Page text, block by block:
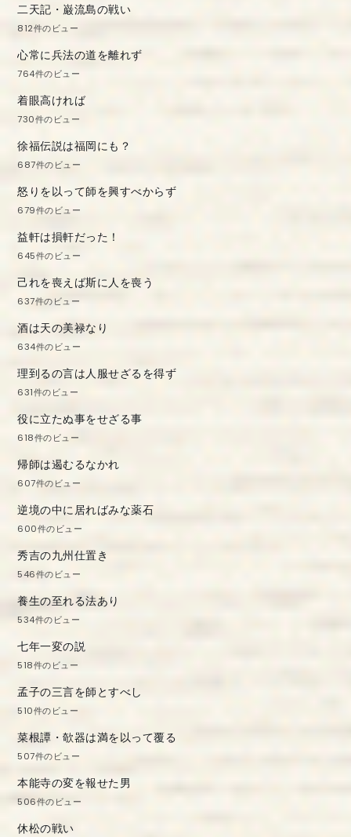
二天記・巌流島の戦い
812件のビュー
心常に兵法の道を離れず
764件のビュー
着眼高ければ
730件のビュー
徐福伝説は福岡にも？
687件のビュー
怒りを以って師を興すべからず
679件のビュー
益軒は損軒だった！
645件のビュー
己れを喪えば斯に人を喪う
637件のビュー
酒は天の美禄なり
634件のビュー
理到るの言は人服せざるを得ず
631件のビュー
役に立たぬ事をせざる事
618件のビュー
帰師は遏むるなかれ
607件のビュー
逆境の中に居ればみな薬石
600件のビュー
秀吉の九州仕置き
546件のビュー
養生の至れる法あり
534件のビュー
七年一変の説
518件のビュー
孟子の三言を師とすべし
510件のビュー
菜根譚・欹器は満を以って覆る
507件のビュー
本能寺の変を報せた男
506件のビュー
休松の戦い